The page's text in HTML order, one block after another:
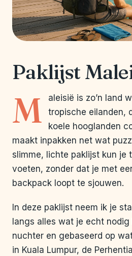
Paklijst
M
aleisië is zo’n land
tropische eilanden,
koele hooglanden
maakt inpakken net wat
slimme, lichte paklijst kun je
voeten, zonder dat je met
backpack loopt te sjouwen.
In deze paklijst neem ik je
langs alles wat je echt
nuchter en gebaseerd op
in Kuala Lumpur, de